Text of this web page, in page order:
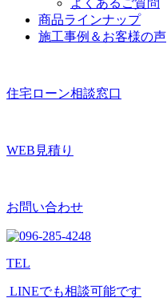
商品ラインナップ
施工事例＆お客様の声
住宅ローン相談窓口
WEB見積り
お問い合わせ
TEL
LINEでも相談可能です